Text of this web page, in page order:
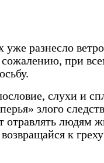
разнесло
при
слухи и
злого
отравлять людям
к греху